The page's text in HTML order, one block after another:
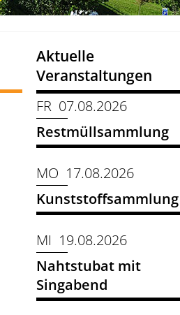
Aktuelle
Veranstaltungen
FR 07.08.2026
Restmüllsammlung
MO 17.08.2026
Kunststoffsammlung
MI 19.08.2026
Nahtstubat mit
Singabend